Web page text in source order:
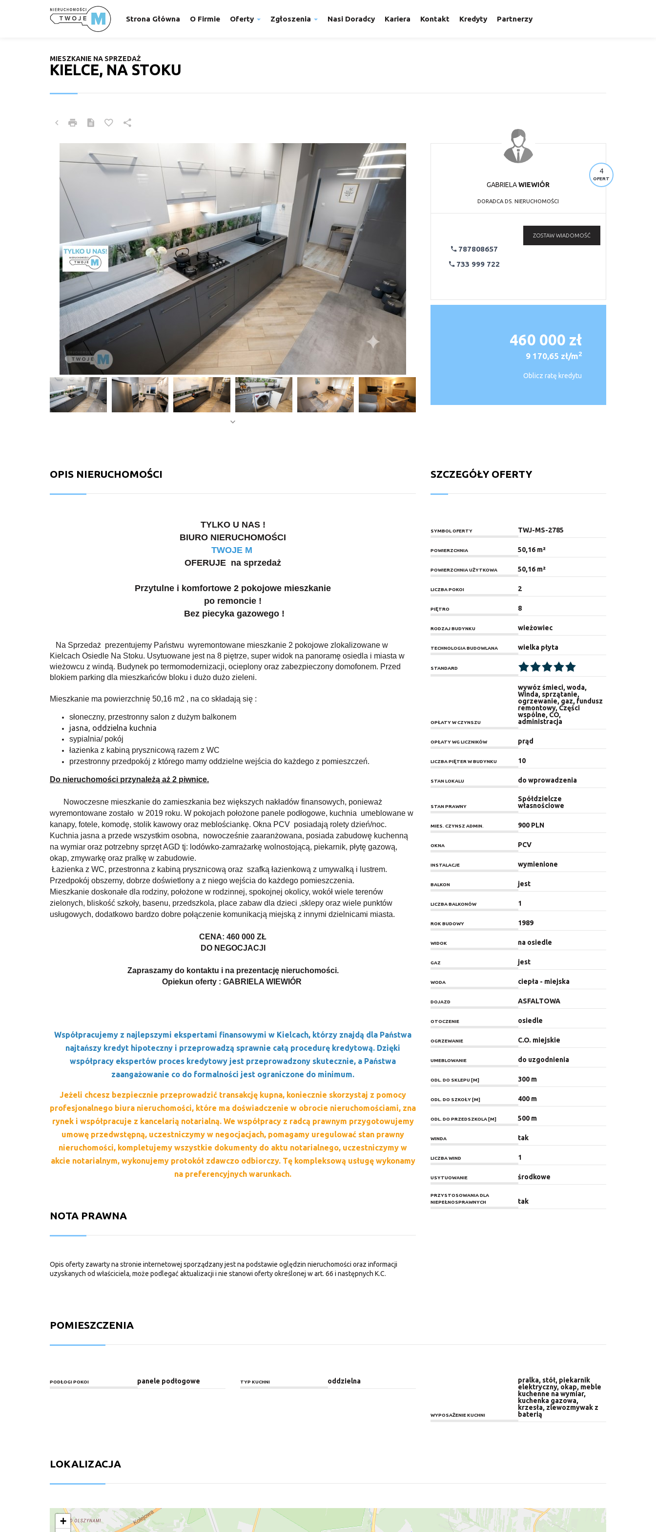
Strona Główna O Firmie Oferty Zgłoszenia Nasi Doradcy Kariera Kontakt Kredyty Partnerzy
KIELCE, NA STOKU
MIESZKANIE NA SPRZEDAŻ
4
OFERT
GABRIELAWIEWIÓR
DORADCA DS. NIERUCHOMOŚCI
787808657
733 999 722
ZOSTAW WIADOMOŚĆ
460 000 zł
9 170,65 zł/m2
Oblicz ratę kredytu
OPIS NIERUCHOMOŚCI
TYLKO U NAS !
BIURO NIERUCHOMOŚCI
TWOJE M
OFERUJE na sprzedaż
Przytulne i komfortowe 2 pokojowe mieszkanie
po remoncie !
Bez piecyka gazowego !
Na Sprzedaż prezentujemy Państwu wyremontowane mieszkanie 2 pokojowe zlokalizowane w
Kielcach Osiedle Na Stoku. Usytuowane jest na 8 piętrze, super widok na panoramę osiedla i miasta w
wieżowcu z windą. Budynek po termomodernizacji, ocieplony oraz zabezpieczony domofonem. Przed
blokiem parking dla mieszkańców bloku i dużo dużo zieleni.
Mieszkanie ma powierzchnię 50,16 m2 , na co składają się :
słoneczny, przestronny salon z dużym balkonem
jasna, oddzielna kuchnia
sypialnia/ pokój
łazienka z kabiną prysznicową razem z WC
przestronny przedpokój z którego mamy oddzielne wejścia do każdego z pomieszczeń.
Do nieruchomości przynależą aż 2 piwnice.
Nowoczesne mieszkanie do zamieszkania bez większych nakładów finansowych, ponieważ
wyremontowane zostało w 2019 roku. W pokojach położone panele podłogowe, kuchnia umeblowane w
kanapy, fotele, komodę, stolik kawowy oraz meblościankę. Okna PCV posiadają rolety dzień/noc.
Kuchnia jasna a przede wszystkim osobna, nowocześnie zaaranżowana, posiada zabudowę kuchenną
na wymiar oraz potrzebny sprzęt AGD tj: lodówko-zamrażarkę wolnostojącą, piekarnik, płytę gazową,
okap, zmywarkę oraz pralkę w zabudowie.
Łazienka z WC, przestronna z kabiną prysznicową oraz szafką łazienkową z umywalką i lustrem.
Przedpokój obszerny, dobrze doświetlony a z niego wejścia do każdego pomieszczenia.
Mieszkanie doskonałe dla rodziny, położone w rodzinnej, spokojnej okolicy, wokół wiele terenów
zielonych, bliskość szkoły, basenu, przedszkola, place zabaw dla dzieci ,sklepy oraz wiele punktów
usługowych, dodatkowo bardzo dobre połączenie komunikacją miejską z innymi dzielnicami miasta.
CENA: 460 000 ZŁ
DO NEGOCJACJI
Zapraszamy do kontaktu i na prezentację nieruchomości.
Opiekun oferty : GABRIELA WIEWIÓR
Współpracujemy z najlepszymi ekspertami finansowymi w Kielcach, którzy znajdą dla Państwa
najtańszy kredyt hipoteczny i przeprowadzą sprawnie całą procedurę kredytową. Dzięki
współpracy ekspertów proces kredytowy jest przeprowadzony skutecznie, a Państwa
zaangażowanie co do formalności jest ograniczone do minimum.
Jeżeli chcesz bezpiecznie przeprowadzić transakcję kupna, koniecznie skorzystaj z pomocy
profesjonalnego biura nieruchomości, które ma doświadczenie w obrocie nieruchomościami, zna
rynek i współpracuje z kancelarią notarialną. We współpracy z radcą prawnym przygotowujemy
umowę przedwstępną, uczestniczymy w negocjacjach, pomagamy uregulować stan prawny
nieruchomości, kompletujemy wszystkie dokumenty do aktu notarialnego, uczestniczymy w
akcie notarialnym, wykonujemy protokół zdawczo odbiorczy. Tę kompleksową usługę wykonamy
na preferencyjnych warunkach.
NOTA PRAWNA
Opis oferty zawarty na stronie internetowej sporządzany jest na podstawie oględzin nieruchomości oraz informacji
uzyskanych od właściciela, może podlegać aktualizacji i nie stanowi oferty określonej w art. 66 i następnych K.C.
SZCZEGÓŁY OFERTY
SYMBOL OFERTY TWJ-MS-2785
POWIERZCHNIA 50,16 m²
POWIERZCHNIA UŻYTKOWA 50,16 m²
LICZBA POKOI 2
PIĘTRO 8
RODZAJ BUDYNKU wieżowiec
TECHNOLOGIA BUDOWLANA wielka płyta
STANDARD
OPŁATY W CZYNSZU
wywóz śmieci, woda,
Winda, sprzątanie,
ogrzewanie, gaz, fundusz
remontowy, Części
wspólne, CO,
administracja
OPŁATY WG LICZNIKÓW prąd
LICZBA PIĘTER W BUDYNKU 10
STAN LOKALU do wprowadzenia
STAN PRAWNY
Spółdzielcze
własnościowe
MIES. CZYNSZ ADMIN. 900 PLN
OKNA PCV
INSTALACJE wymienione
BALKON jest
LICZBA BALKONÓW 1
ROK BUDOWY 1989
WIDOK na osiedle
GAZ jest
WODA ciepła - miejska
DOJAZD ASFALTOWA
OTOCZENIE osiedle
OGRZEWANIE C.O. miejskie
UMEBLOWANIE do uzgodnienia
ODL. DO SKLEPU [M] 300 m
ODL. DO SZKOŁY [M] 400 m
ODL. DO PRZEDSZKOLA [M] 500 m
WINDA tak
LICZBA WIND 1
USYTUOWANIE środkowe
PRZYSTOSOWANIA DLA
NIEPEŁNOSPRAWNYCH
tak
POMIESZCZENIA
PODŁOGI POKOI panele podłogowe TYP KUCHNI oddzielna
WYPOSAŻENIE KUCHNI
pralka, stół, piekarnik
elektryczny, okap, meble
kuchenne na wymiar,
kuchenka gazowa,
krzesła, zlewozmywak z
baterią
LOKALIZACJA
+